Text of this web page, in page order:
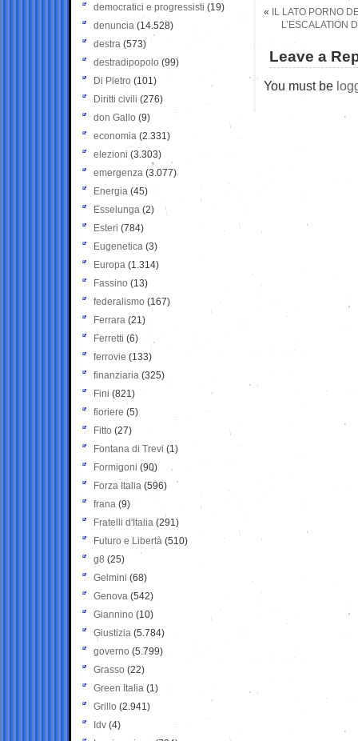
«
IL LATO PORNO
L’ESCALATION
Leave a
You must be
democratici e progressisti (19)
denuncia (14.528)
destra (573)
destradipopolo (99)
Di Pietro (101)
Diritti civili (276)
don Gallo (9)
economia (2.331)
elezioni (3.303)
emergenza (3.077)
Energia (45)
Esselunga (2)
Esteri (784)
Eugenetica (3)
Europa (1.314)
Fassino (13)
federalismo (167)
Ferrara (21)
Ferretti (6)
ferrovie (133)
finanziaria (325)
Fini (821)
fioriere (5)
Fitto (27)
Fontana di Trevi (1)
Formigoni (90)
Forza Italia (596)
frana (9)
Fratelli d'Italia (291)
Futuro e Libertà (510)
g8 (25)
Gelmini (68)
Genova (542)
Giannino (10)
Giustizia (5.784)
governo (5.799)
Grasso (22)
Green Italia (1)
Grillo (2.941)
Idv (4)